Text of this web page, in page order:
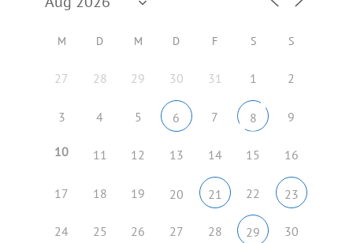
M D M D F S S
27 28 29 30 31 1 2
3 4 5 6 7 8 9
10 11 12 13 14 15 16
17 18 19 20 21 22 23
24 25 26 27 28 29 30